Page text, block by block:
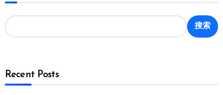
搜索
Recent Posts